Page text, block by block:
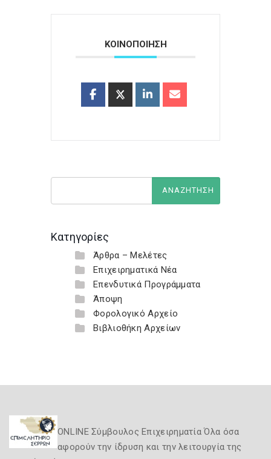
ΚΟΙΝΟΠΟΙΗΣΗ
Κατηγορίες
Άρθρα – Μελέτες
Επιχειρηματικά Νέα
Επενδυτικά Προγράμματα
Άποψη
Φορολογικό Αρχείο
Βιβλιοθήκη Αρχείων
ONLINE Σύμβουλος Επιχειρηματία Όλα όσα
αφορούν την ίδρυση και την λειτουργία της